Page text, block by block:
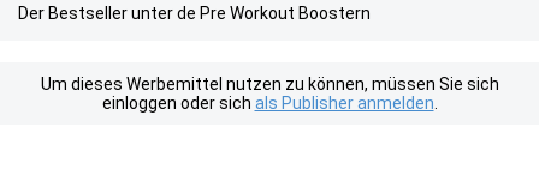
Der Bestseller unter de Pre Workout Boostern
Um dieses Werbemittel nutzen zu können, müssen Sie sich
einloggen oder sich als Publisher anmelden